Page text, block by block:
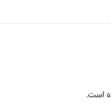
است.